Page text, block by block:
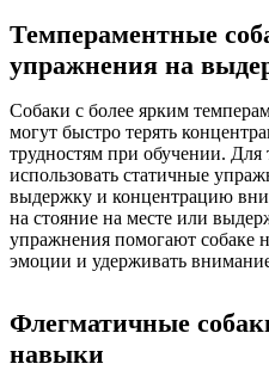
Темпераментные
упражнения на
Собаки с более ярким
могут быстро терять
трудностям при обучении. Для
использовать статичные
выдержку и концентрацию
на стояние на месте или
упражнения помогают собаке
эмоции и удерживать
Флегматичные
навыки